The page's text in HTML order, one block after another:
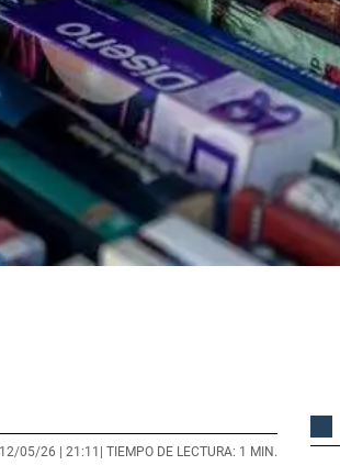
12/05/26 | 21:11 | TIEMPO DE LECTURA: 1 MIN.